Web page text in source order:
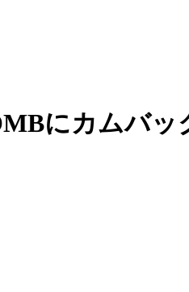
にカムバッ